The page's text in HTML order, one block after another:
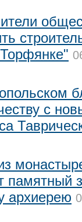
с
памятный
архиерею